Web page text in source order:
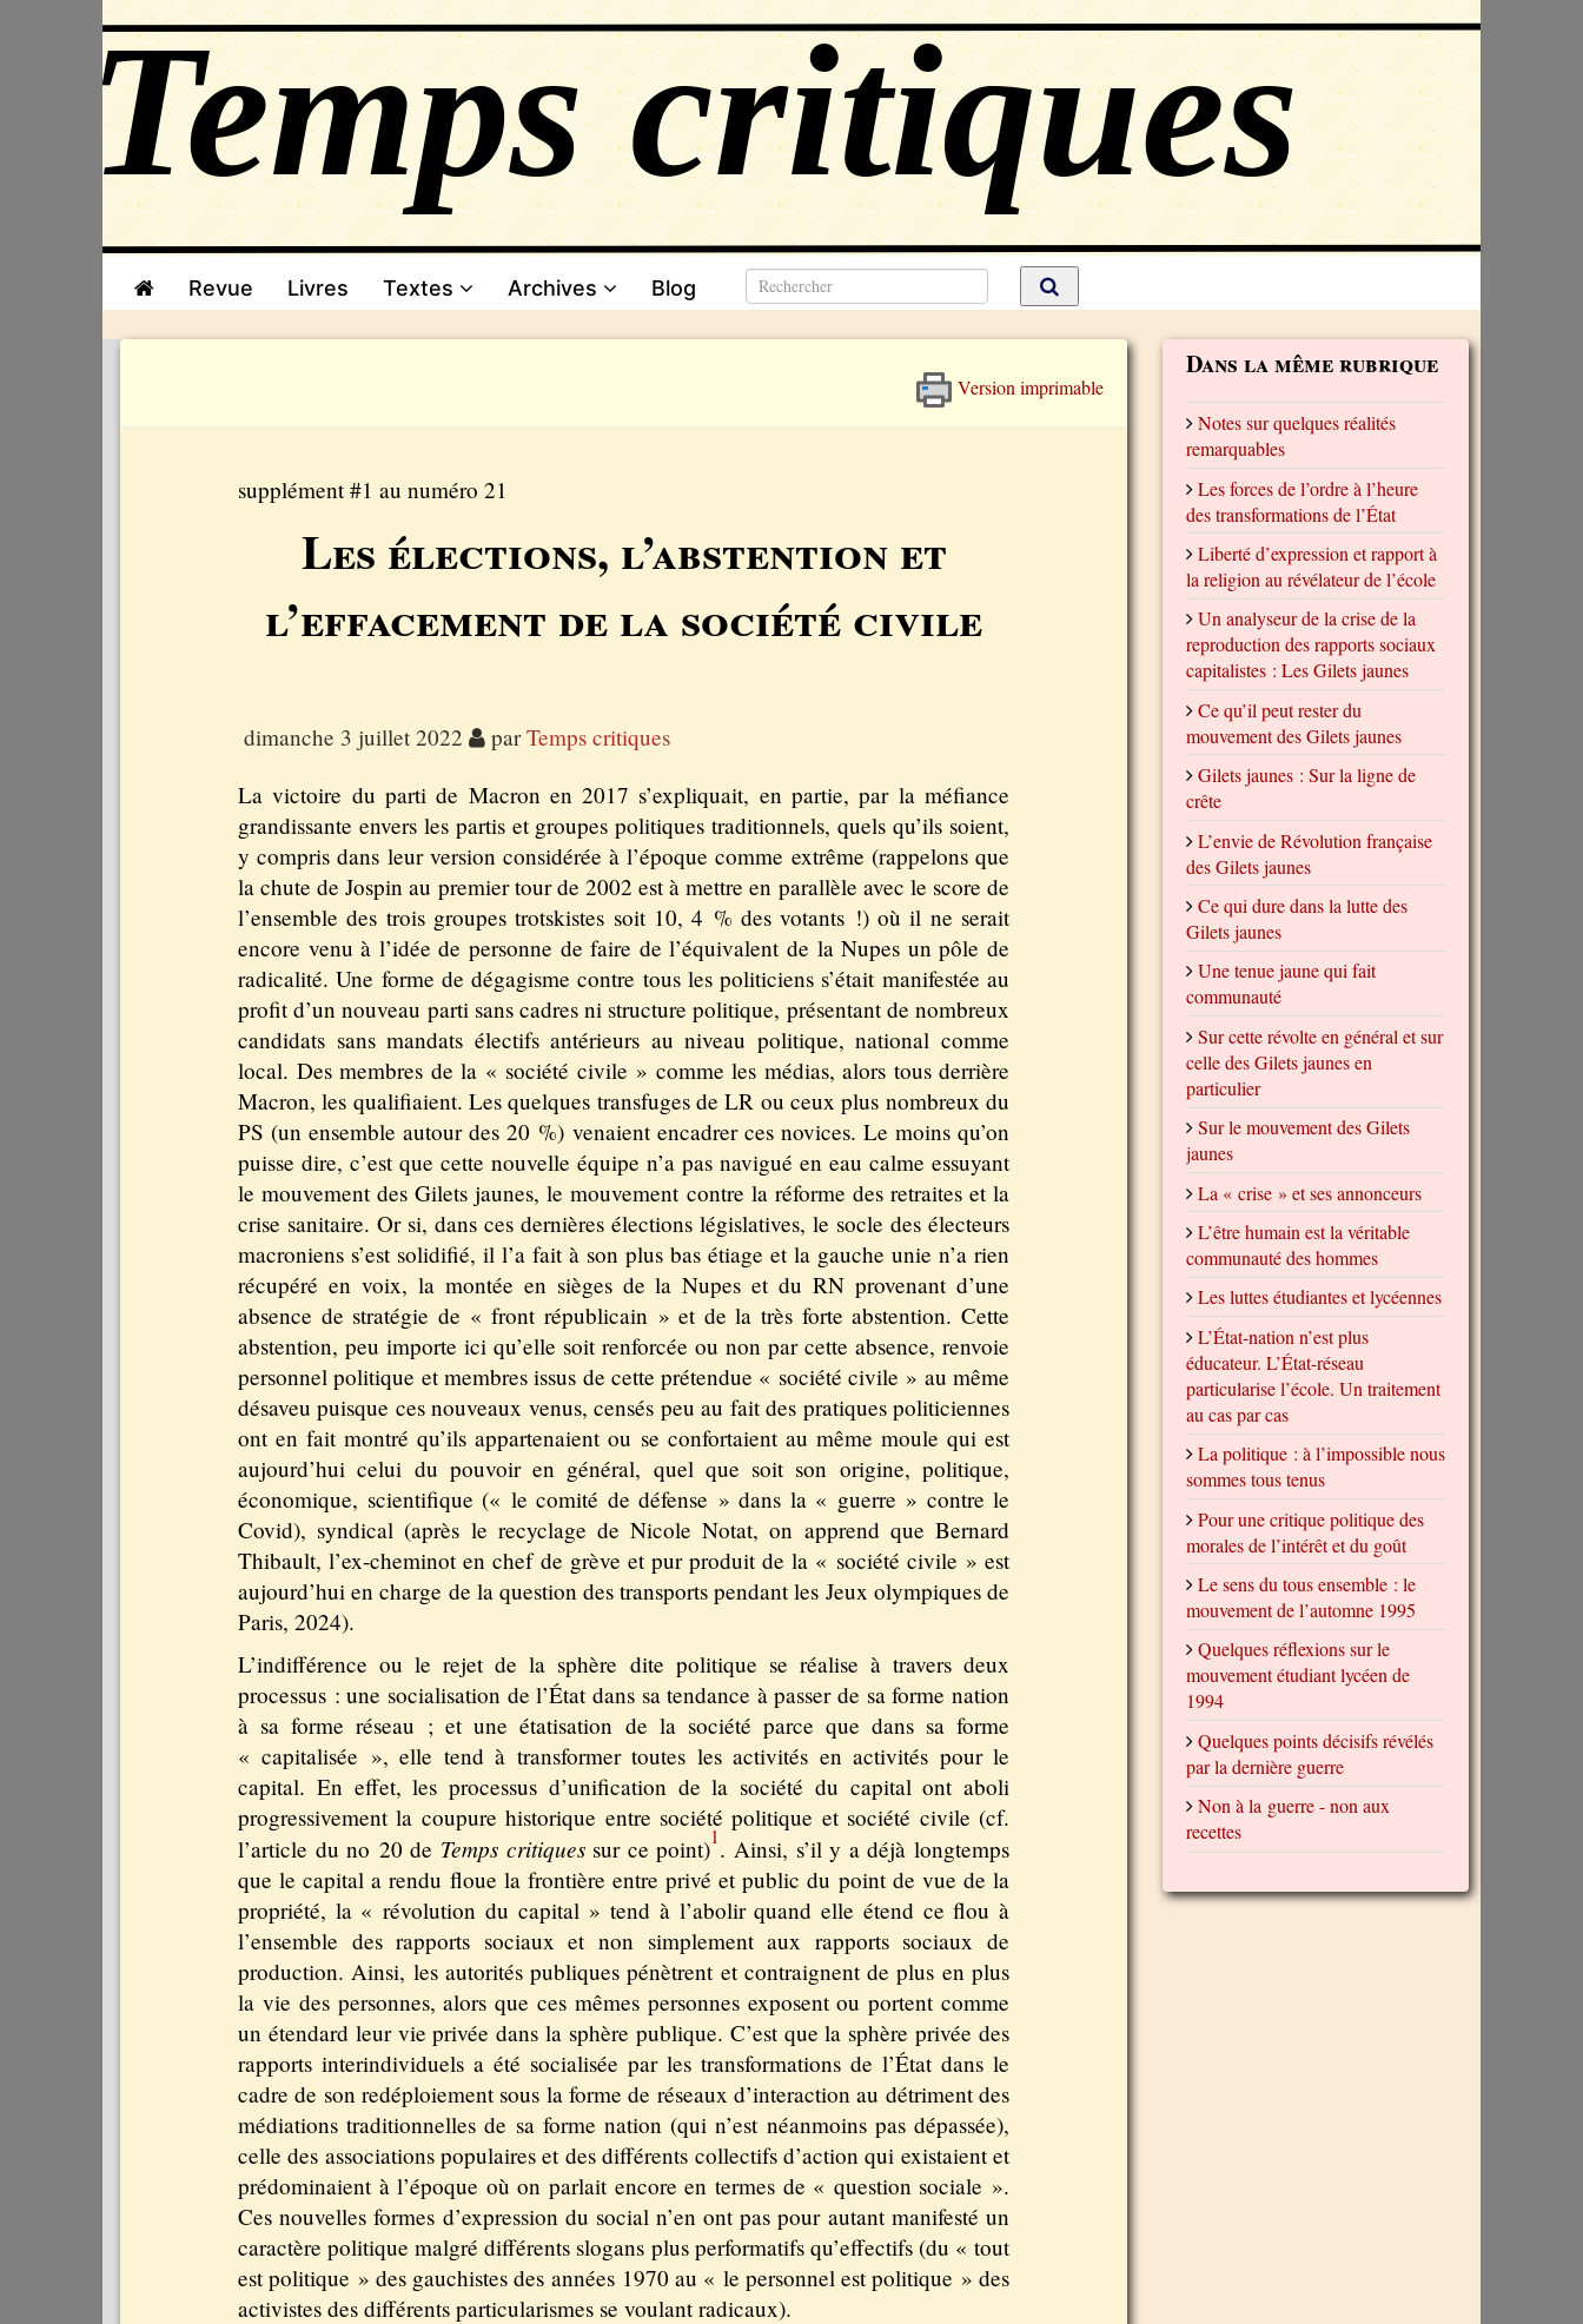
Revue Livres Textes Archives Blog
Version imprimable
supplément #1 au numéro 21
Les élections, l’abstention et
l’effacement de la société civile
dimanche 3 juillet 2022 parTemps critiques
La victoire du parti de Macron en 2017 s’expliquait, en partie, par la méfiance
grandissante envers les partis et groupes politiques traditionnels, quels qu’ils soient,
y compris dans leur version considérée à l’époque comme extrême (rappelons que
la chute de Jospin au premier tour de 2002 est à mettre en parallèle avec le score de
l’ensemble des trois groupes trotskistes soit 10, 4 % des votants !) où il ne serait
encore venu à l’idée de personne de faire de l’équivalent de la Nupes un pôle de
radicalité. Une forme de dégagisme contre tous les politiciens s’était manifestée au
profit d’un nouveau parti sans cadres ni structure politique, présentant de nombreux
candidats sans mandats électifs antérieurs au niveau politique, national comme
local. Des membres de la « société civile » comme les médias, alors tous derrière
Macron, les qualifiaient. Les quelques transfuges de LR ou ceux plus nombreux du
PS (un ensemble autour des 20 %) venaient encadrer ces novices. Le moins qu’on
puisse dire, c’est que cette nouvelle équipe n’a pas navigué en eau calme essuyant
le mouvement des Gilets jaunes, le mouvement contre la réforme des retraites et la
crise sanitaire. Or si, dans ces dernières élections législatives, le socle des électeurs
macroniens s’est solidifié, il l’a fait à son plus bas étiage et la gauche unie n’a rien
récupéré en voix, la montée en sièges de la Nupes et du RN provenant d’une
absence de stratégie de « front républicain » et de la très forte abstention. Cette
abstention, peu importe ici qu’elle soit renforcée ou non par cette absence, renvoie
personnel politique et membres issus de cette prétendue « société civile » au même
désaveu puisque ces nouveaux venus, censés peu au fait des pratiques politiciennes
ont en fait montré qu’ils appartenaient ou se confortaient au même moule qui est
aujourd’hui celui du pouvoir en général, quel que soit son origine, politique,
économique, scientifique (« le comité de défense » dans la « guerre » contre le
Covid), syndical (après le recyclage de Nicole Notat, on apprend que Bernard
Thibault, l’ex-cheminot en chef de grève et pur produit de la « société civile » est
aujourd’hui en charge de la question des transports pendant les Jeux olympiques de
Paris, 2024).
L’indifférence ou le rejet de la sphère dite politique se réalise à travers deux
processus : une socialisation de l’État dans sa tendance à passer de sa forme nation
à sa forme réseau ; et une étatisation de la société parce que dans sa forme
« capitalisée », elle tend à transformer toutes les activités en activités pour le
capital. En effet, les processus d’unification de la société du capital ont aboli
progressivement la coupure historique entre société politique et société civile (cf.
l’article du no 20 de Temps critiquessur ce point)1. Ainsi, s’il y a déjà longtemps
que le capital a rendu floue la frontière entre privé et public du point de vue de la
propriété, la « révolution du capital » tend à l’abolir quand elle étend ce flou à
l’ensemble des rapports sociaux et non simplement aux rapports sociaux de
production. Ainsi, les autorités publiques pénètrent et contraignent de plus en plus
la vie des personnes, alors que ces mêmes personnes exposent ou portent comme
un étendard leur vie privée dans la sphère publique. C’est que la sphère privée des
rapports interindividuels a été socialisée par les transformations de l’État dans le
cadre de son redéploiement sous la forme de réseaux d’interaction au détriment des
médiations traditionnelles de sa forme nation (qui n’est néanmoins pas dépassée),
celle des associations populaires et des différents collectifs d’action qui existaient et
prédominaient à l’époque où on parlait encore en termes de « question sociale ».
Ces nouvelles formes d’expression du social n’en ont pas pour autant manifesté un
caractère politique malgré différents slogans plus performatifs qu’effectifs (du « tout
est politique » des gauchistes des années 1970 au « le personnel est politique » des
activistes des différents particularismes se voulant radicaux).
Dans la même rubrique
Notes sur quelques réalités
remarquables
Les forces de l’ordre à l’heure
des transformations de l’État
Liberté d’expression et rapport à
la religion au révélateur de l’école
Un analyseur de la crise de la
reproduction des rapports sociaux
capitalistes : Les Gilets jaunes
Ce qu’il peut rester du
mouvement des Gilets jaunes
Gilets jaunes : Sur la ligne de
crête
L’envie de Révolution française
des Gilets jaunes
Ce qui dure dans la lutte des
Gilets jaunes
Une tenue jaune qui fait
communauté
Sur cette révolte en général et sur
celle des Gilets jaunes en
particulier
Sur le mouvement des Gilets
jaunes
La « crise » et ses annonceurs
L’être humain est la véritable
communauté des hommes
Les luttes étudiantes et lycéennes
L’État-nation n’est plus
éducateur. L’État-réseau
particularise l’école. Un traitement
au cas par cas
La politique : à l’impossible nous
sommes tous tenus
Pour une critique politique des
morales de l’intérêt et du goût
Le sens du tous ensemble : le
mouvement de l’automne 1995
Quelques réflexions sur le
mouvement étudiant lycéen de
1994
Quelques points décisifs révélés
par la dernière guerre
Non à la guerre - non aux
recettes